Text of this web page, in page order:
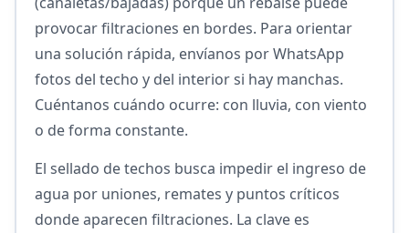
provocar filtraciones en bordes. Para orientar
una solución rápida, envíanos por WhatsApp
fotos del techo y del interior si hay manchas.
Cuéntanos cuándo ocurre: con lluvia, con viento
o de forma constante.
El sellado de techos busca impedir el ingreso de
agua por uniones, remates y puntos críticos
donde aparecen filtraciones. La clave es